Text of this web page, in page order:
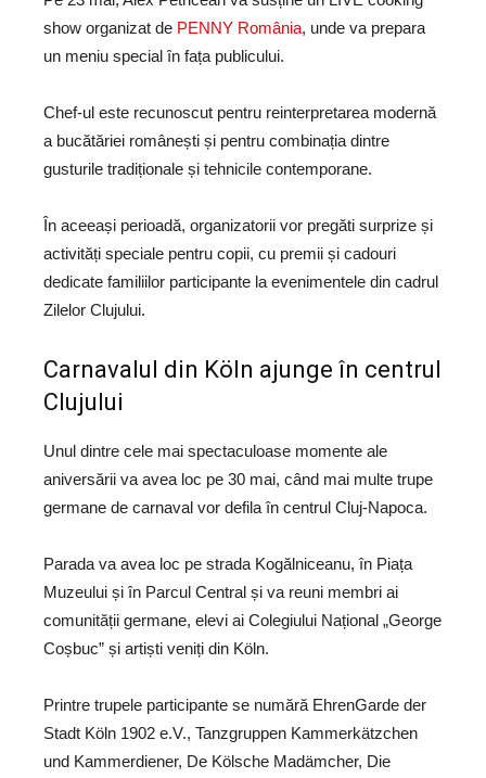
show organizat de PENNY România, unde va prepara
un meniu special în fața publicului.
Chef-ul este recunoscut pentru reinterpretarea modernă
a bucătăriei românești și pentru combinația dintre
gusturile tradiționale și tehnicile contemporane.
În aceeași perioadă, organizatorii vor pregăti surprize și
activități speciale pentru copii, cu premii și cadouri
dedicate familiilor participante la evenimentele din cadrul
Zilelor Clujului.
Carnavalul din Köln ajunge în centrul
Clujului
Unul dintre cele mai spectaculoase momente ale
aniversării va avea loc pe 30 mai, când mai multe trupe
germane de carnaval vor defila în centrul Cluj-Napoca.
Parada va avea loc pe strada Kogălniceanu, în Piața
Muzeului și în Parcul Central și va reuni membri ai
comunității germane, elevi ai Colegiului Național „George
Coșbuc” și artiști veniți din Köln.
Printre trupele participante se numără EhrenGarde der
Stadt Köln 1902 e.V., Tanzgruppen Kammerkätzchen
und Kammerdiener, De Kölsche Madämcher, Die